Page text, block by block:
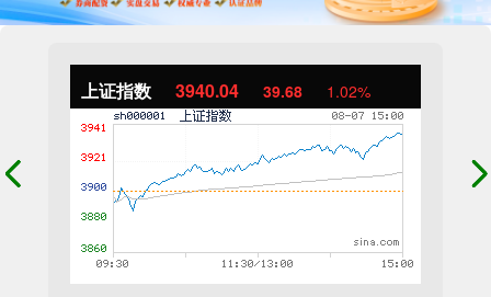
上证指数 3940.04 39.68 1.02%